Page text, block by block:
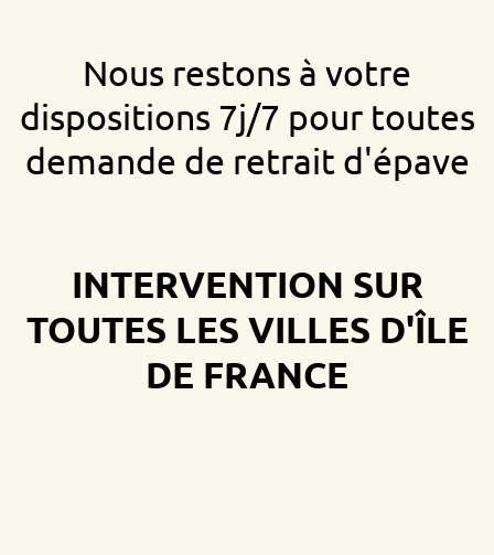
Nous restons à votre
dispositions 7j/7 pour toutes
demande de retrait d'épave
INTERVENTION SUR
TOUTES LES VILLES D'ÎLE
DE FRANCE